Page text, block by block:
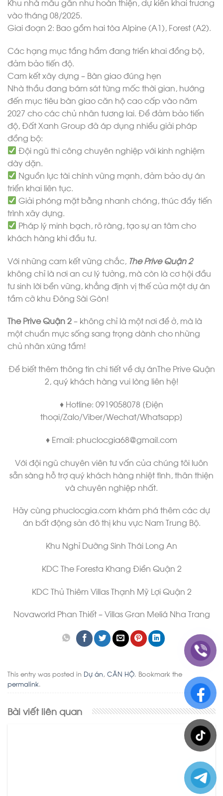
vào tháng 08/2025.
Giai đoạn 2: Bao gồm hai tòa Alpine (A1), Forest (A2).
Các hạng mục tầng hầm đang triển khai đồng bộ,
đảm bảo tiến độ.
Cam kết xây dựng – Bàn giao đúng hẹn
Nhà thầu đang bám sát từng mốc thời gian, hướng
đến mục tiêu bàn giao căn hộ cao cấp vào năm
2027 cho các chủ nhân tương lai. Để đảm bảo tiến
độ, Đất Xanh Group đã áp dụng nhiều giải pháp
đồng bộ:
Đội ngũ thi công chuyên nghiệp với kinh nghiệm
dày dặn.
Nguồn lực tài chính vững mạnh, đảm bảo dự án
triển khai liên tục.
Giải phóng mặt bằng nhanh chóng, thúc đẩy tiến
trình xây dựng.
Pháp lý minh bạch, rõ ràng, tạo sự an tâm cho
khách hàng khi đầu tư.
Với những cam kết vững chắc, The Prive Quận 2
không chỉ là nơi an cư lý tưởng, mà còn là cơ hội đầu
tư sinh lời bền vững, khẳng định vị thế của một dự án
tầm cỡ khu Đông Sài Gòn!
The Prive Quận 2– không chỉ là một nơi để ở, mà là
một chuẩn mực sống sang trọng dành cho những
chủ nhân xứng tầm!
Để biết thêm thông tin chi tiết về dự ánThe Prive Quận
2, quý khách hàng vui lòng liên hệ!
♦ Hotline: 0919058078 [Điện
thoại/Zalo/Viber/Wechat/Whatsapp]
♦ Email: phuclocgia68@gmail.com
Với đội ngũ chuyên viên tư vấn của chúng tôi luôn
sẵn sàng hỗ trợ quý khách hàng nhiệt tình, thân thiện
và chuyên nghiệp nhất.
Hãy cùng phuclocgia.com khám phá thêm các dự
án bất động sản đô thị khu vực Nam Trung Bộ.
Khu Nghỉ Dưỡng Sinh Thái Long An
KDC The Foresta Khang Điền Quận 2
KDC Thủ Thiêm Villas Thạnh Mỹ Lợi Quận 2
Novaworld Phan Thiết – Villas Gran Meliá Nha Trang
This entry was posted in Dự án, CĂN HỘ. Bookmark the
permalink.
Bài viết liên quan